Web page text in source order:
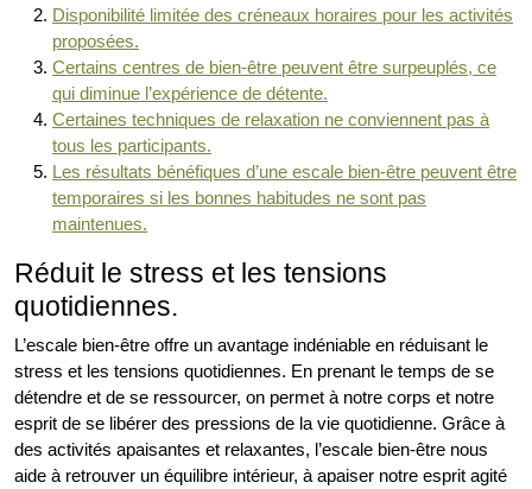
Disponibilité limitée des créneaux horaires pour les activités
proposées.
Certains centres de bien-être peuvent être surpeuplés, ce
qui diminue l’expérience de détente.
Certaines techniques de relaxation ne conviennent pas à
tous les participants.
Les résultats bénéfiques d’une escale bien-être peuvent être
temporaires si les bonnes habitudes ne sont pas
maintenues.
Réduit le stress et les tensions
quotidiennes.
L’escale bien-être offre un avantage indéniable en réduisant le
stress et les tensions quotidiennes. En prenant le temps de se
détendre et de se ressourcer, on permet à notre corps et notre
esprit de se libérer des pressions de la vie quotidienne. Grâce à
des activités apaisantes et relaxantes, l’escale bien-être nous
aide à retrouver un équilibre intérieur, à apaiser notre esprit agité